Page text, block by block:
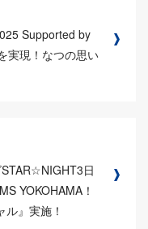
Supported by
実現！なつの思い
日
YOKOHAMA！
』実施！